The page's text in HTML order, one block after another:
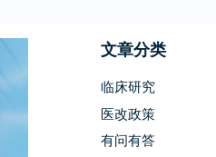
文章分类
临床研究
医改政策
有问有答